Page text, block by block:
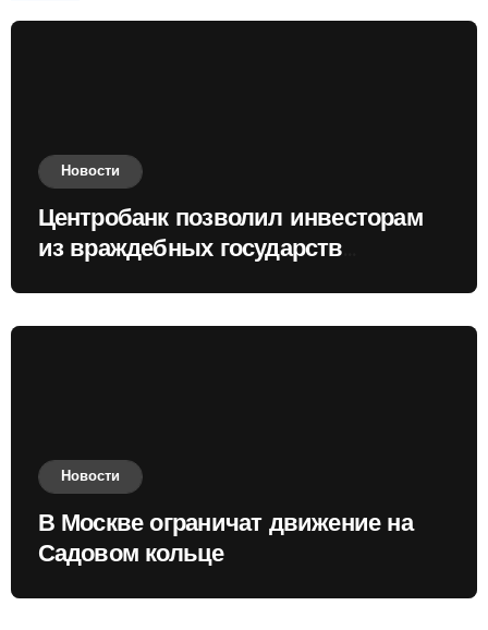
Новости
Центробанк позволил инвесторам
из враждебных государств
Новости
В Москве ограничат движение на
Садовом кольце